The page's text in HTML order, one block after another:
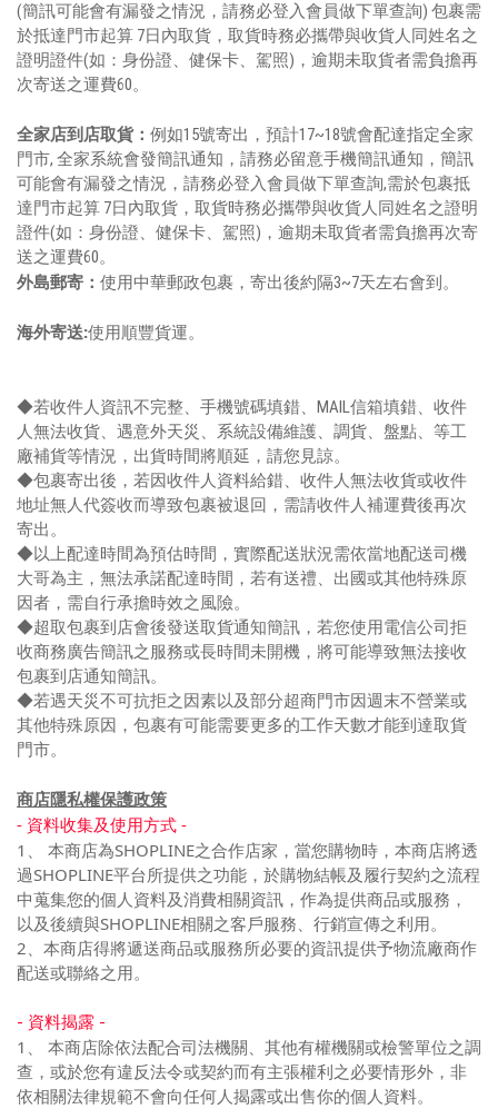
(簡訊可能會有漏發之情況，請務必登入會員做下單查詢) 包裹需
於抵達門市起算 7日內取貨，取貨時務必攜帶與收貨人同姓名之
證明證件(如：身份證、健保卡、駕照)，逾期未取貨者需負擔再
次寄送之運費60。
全家店到店取貨： 例如15號寄出，預計17~18號會配達指定全家
門市, 全家系統會發簡訊通知，請務必留意手機簡訊通知，簡訊
可能會有漏發之情況，請務必登入會員做下單查詢,需於包裹抵
達門市起算 7日內取貨，取貨時務必攜帶與收貨人同姓名之證明
證件(如：身份證、健保卡、駕照)，逾期未取貨者需負擔再次寄
送之運費60。
外島郵寄： 使用中華郵政包裹，寄出後約隔3~7天左右會到。
海外寄送:使用順豐貨運。
◆若收件人資訊不完整、手機號碼填錯、MAIL信箱填錯、收件
人無法收貨、遇意外天災、系統設備維護、調貨、盤點、等工
廠補貨等情況，出貨時間將順延，請您見諒。
◆包裹寄出後，若因收件人資料給錯、收件人無法收貨或收件
地址無人代簽收而導致包裹被退回，需請收件人補運費後再次
寄出。
◆以上配達時間為預估時間，實際配送狀況需依當地配送司機
大哥為主，無法承諾配達時間，若有送禮、出國或其他特殊原
因者，需自行承擔時效之風險。
◆超取包裹到店會後發送取貨通知簡訊，若您使用電信公司拒
收商務廣告簡訊之服務或長時間未開機，將可能導致無法接收
包裹到店通知簡訊。
◆若遇天災不可抗拒之因素以及部分超商門市因週末不營業或
其他特殊原因，包裹有可能需要更多的工作天數才能到達取貨
門市。
商店隱私權保護政策
- 資料收集及使用方式 -
1、 本商店為SHOPLINE之合作店家，當您購物時，本商店將透
過SHOPLINE平台所提供之功能，於購物結帳及履行契約之流程
中蒐集您的個人資料及消費相關資訊，作為提供商品或服務，
以及後續與SHOPLINE相關之客戶服務、行銷宣傳之利用。
2、本商店得將遞送商品或服務所必要的資訊提供予物流廠商作
配送或聯絡之用。
- 資料揭露 -
1、 本商店除依法配合司法機關、其他有權機關或檢警單位之調
查，或於您有違反法令或契約而有主張權利之必要情形外，非
依相關法律規範不會向任何人揭露或出售你的個人資料。